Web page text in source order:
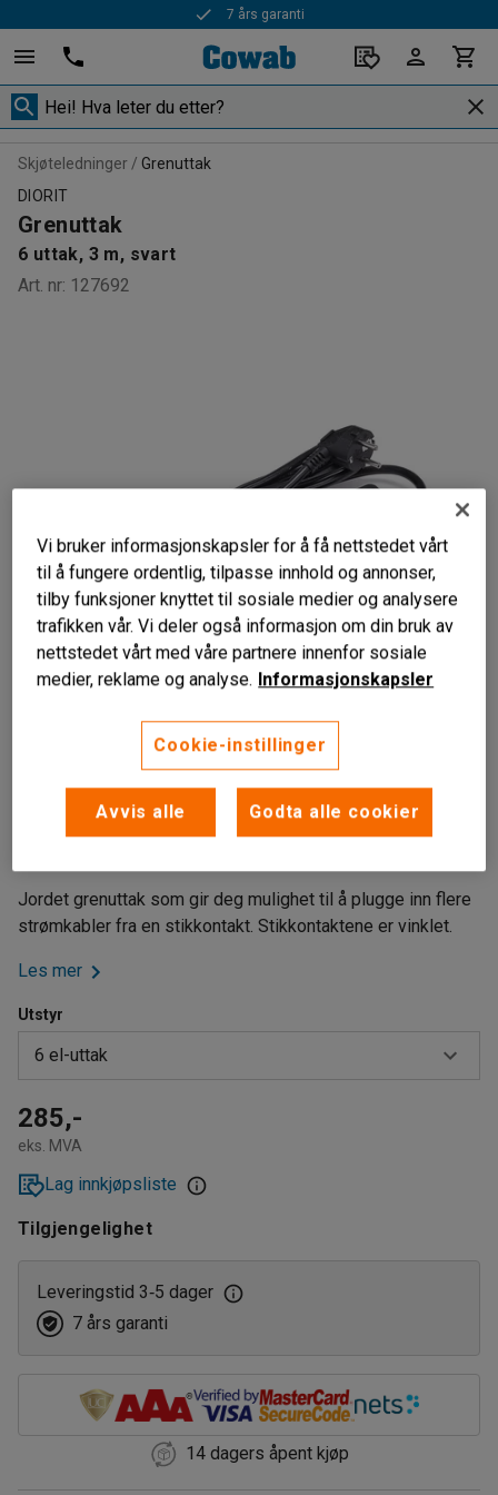
7 års garanti
Skjøteledninger
Grenuttak
DIORIT
Grenuttak
6 uttak, 3 m, svart
Art. nr: 127692
Liknende produkter
Jordet grenuttak som gir deg mulighet til å plugge inn flere
strømkabler fra en stikkontakt. Stikkontaktene er vinklet.
Les mer
Utstyr
6 el-uttak
3 el-uttak
6 el-uttak
285,-
eks. MVA
Lag innkjøpsliste
Tilgjengelighet
Leveringstid 3‑5 dager
7 års garanti
14 dagers åpent kjøp
Vi bruker informasjonskapsler for å få nettstedet vårt
til å fungere ordentlig, tilpasse innhold og annonser,
tilby funksjoner knyttet til sosiale medier og analysere
trafikken vår. Vi deler også informasjon om din bruk av
nettstedet vårt med våre partnere innenfor sosiale
medier, reklame og analyse. Informasjonskapsler
Cookie-instillinger
Avvis alle Godta alle cookier